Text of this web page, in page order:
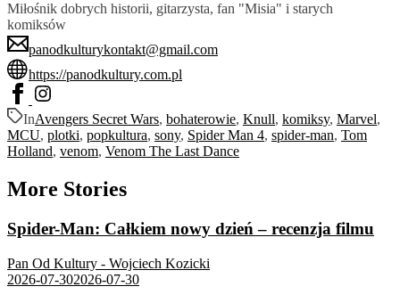
Miłośnik dobrych historii, gitarzysta, fan "Misia" i starych
komiksów
panodkulturykontakt@gmail.com
https://panodkultury.com.pl
InAvengers Secret Wars, bohaterowie, Knull, komiksy, Marvel,
MCU, plotki, popkultura, sony, Spider Man 4, spider-man, Tom
Holland, venom, Venom The Last Dance
More Stories
Spider-Man: Całkiem nowy dzień – recenzja filmu
Pan Od Kultury - Wojciech Kozicki
2026-07-302026-07-30